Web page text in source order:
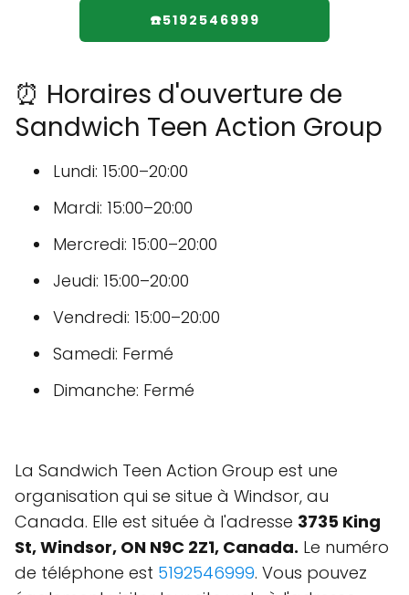
☎️5192546999
⏰ Horaires d'ouverture de
Sandwich Teen Action Group
Lundi: 15:00–20:00
Mardi: 15:00–20:00
Mercredi: 15:00–20:00
Jeudi: 15:00–20:00
Vendredi: 15:00–20:00
Samedi: Fermé
Dimanche: Fermé
La Sandwich Teen Action Group est une
organisation qui se situe à Windsor, au
Canada. Elle est située à l'adresse 3735 King
St, Windsor, ON N9C 2Z1, Canada. Le numéro
de téléphone est 5192546999. Vous pouvez